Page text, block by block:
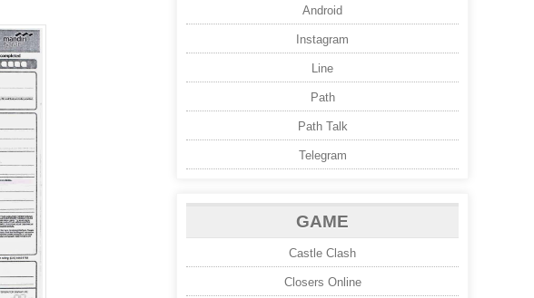
Android
Instagram
Line
Path
Path Talk
Telegram
GAME
Castle Clash
Closers Online